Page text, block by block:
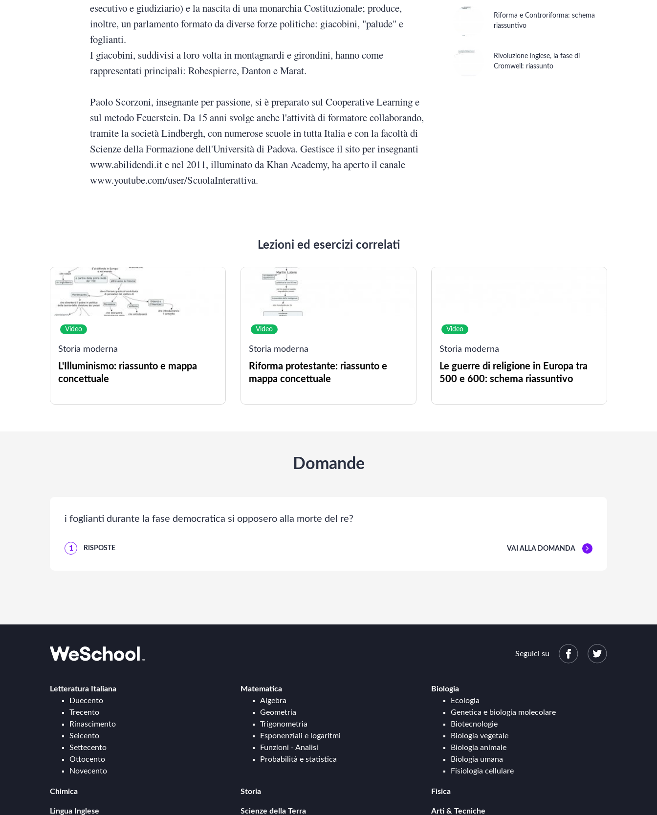
esecutivo e giudiziario) e la nascita di una monarchia Costituzionale; produce,
inoltre, un parlamento formato da diverse forze politiche: giacobini, "palude" e
foglianti.
I giacobini, suddivisi a loro volta in montagnardi e girondini, hanno come
rappresentati principali: Robespierre, Danton e Marat.
Paolo Scorzoni, insegnante per passione, si è preparato sul Cooperative Learning e
sul metodo Feuerstein. Da 15 anni svolge anche l'attività di formatore collaborando,
tramite la società Lindbergh, con numerose scuole in tutta Italia e con la facoltà di
Scienze della Formazione dell'Università di Padova. Gestisce il sito per insegnanti
www.abilidendi.it e nel 2011, illuminato da Khan Academy, ha aperto il canale
www.youtube.com/user/ScuolaInterattiva.
Riforma e Controriforma: schema
riassuntivo
Rivoluzione inglese, la fase di
Cromwell: riassunto
Lezioni ed esercizi correlati
Video
Storia moderna
L'Illuminismo: riassunto e mappa
concettuale
Video
Storia moderna
Riforma protestante: riassunto e
mappa concettuale
Video
Storia moderna
Le guerre di religione in Europa tra
500 e 600: schema riassuntivo
Domande
i foglianti durante la fase democratica si opposero alla morte del re?
1 RISPOSTE VAI ALLA DOMANDA
Seguici su
Letteratura Italiana
Duecento
Trecento
Rinascimento
Seicento
Settecento
Ottocento
Novecento
Matematica
Algebra
Geometria
Trigonometria
Esponenziali e logaritmi
Funzioni - Analisi
Probabilità e statistica
Biologia
Ecologia
Genetica e biologia molecolare
Biotecnologie
Biologia vegetale
Biologia animale
Biologia umana
Fisiologia cellulare
Chimica
Storia
Fisica
Lingua Inglese Scienze della Terra Arti & Tecniche